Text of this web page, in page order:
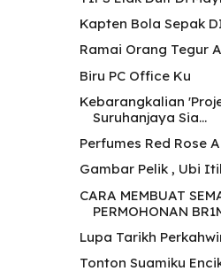
Kapten Bola Sepak
Ramai Orang Tegur
Biru PC Office Ku
Kebarangkalian
Suruhanjaya Sia...
Perfumes Red Rose
Gambar Pelik , Ubi
CARA MEMBUAT
PERMOHONAN
Lupa Tarikh
Tonton Suamiku